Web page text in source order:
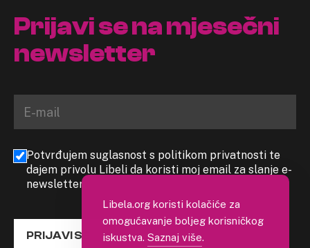
Prijavi se na mjesečni
newsletter
Potvrđujem suglasnost s politikom privatnosti te
dajem privolu Libeli da koristi moj email za slanje e-
newslettera
PRIJAVI SE
Libela.org koristi kolačiće za
omogućavanje boljeg korisničkog
iskustva. Saznaj više.